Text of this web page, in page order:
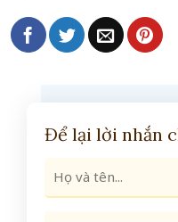
Để lại lời nhắn